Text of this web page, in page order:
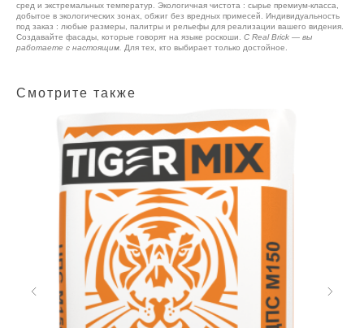
сред и экстремальных температур. Экологичная чистота : сырье премиум-класса,
добытое в экологических зонах, обжиг без вредных примесей. Индивидуальность
под заказ : любые размеры, палитры и рельефы для реализации вашего видения.
Создавайте фасады, которые говорят на языке роскоши. С Real Brick — вы
работаете с настоящим.
Для тех, кто выбирает только достойное.
Смотрите также